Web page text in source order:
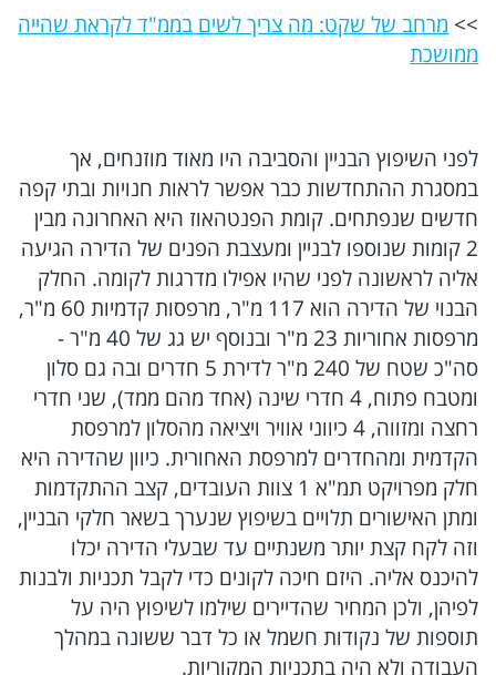
>> מרחב של שקט: מה צריך לשים בממ"ד לקראת שהייה
ממושכת
לפני השיפוץ הבניין והסביבה היו מאוד מוזנחים, אך
במסגרת ההתחדשות כבר אפשר לראות חנויות ובתי קפה
חדשים שנפתחים. קומת הפנטהאוז היא האחרונה מבין
2 קומות שנוספו לבניין ומעצבת הפנים של הדירה הגיעה
אליה לראשונה לפני שהיו אפילו מדרגות לקומה. החלק
הבנוי של הדירה הוא 117 מ"ר, מרפסות קדמיות 60 מ"ר,
מרפסות אחוריות 23 מ"ר ובנוסף יש גג של 40 מ"ר -
סה"כ שטח של 240 מ"ר לדירת 5 חדרים ובה גם סלון
ומטבח פתוח, 4 חדרי שינה (אחד מהם ממד), שני חדרי
רחצה ומזווה, 4 כיווני אוויר ויציאה מהסלון למרפסת
הקדמית ומהחדרים למרפסת האחורית. כיוון שהדירה היא
חלק מפרויקט תמ"א 1 צוות העובדים, קצב ההתקדמות
ומתן האישורים תלויים בשיפוץ שנערך בשאר חלקי הבניין,
וזה לקח קצת יותר משנתיים עד שבעלי הדירה יכלו
להיכנס אליה. היזם חיכה לקונים כדי לקבל תכניות ולבנות
לפיהן, ולכן המחיר שהדיירים שילמו לשיפוץ היה על
תוספות של נקודות חשמל או כל דבר ששונה במהלך
העבודה ולא היה בתכניות המקוריות.
כסף
הריון ולידה
תקשורת ושיווק
גאווה
משפט
אוטו
פרויקטים מיוחדים
הורוסקופ
makoZ
גלית ואילנית
הקומה ה-12
כל התכניות
MED12
SENSES
Summer Mix
רוצים לזכות בפרס?